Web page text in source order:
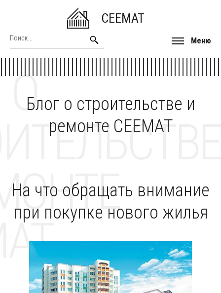
CEEMAT
Меню
Блог о строительстве и
ремонте CEEMAT
О
На что обращать внимание
при покупке нового жилья